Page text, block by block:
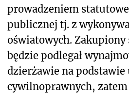
prowadzeniem
publicznej tj. z
oświatowych. Zakupiony
będzie podlegał
dzierżawie na podstawie
cywilnoprawnych, zatem